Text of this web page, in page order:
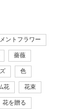
ントフラワー
薔薇
色
花 花束
花を贈る